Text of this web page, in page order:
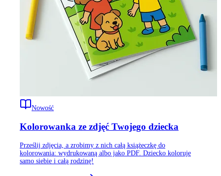
Nowość
Kolorowanka ze zdjęć Twojego dziecka
Prześlij zdjęcia, a zrobimy z nich całą książeczkę do
kolorowania: wydrukowaną albo jako PDF. Dziecko koloruje
samo siebie i całą rodzinę!